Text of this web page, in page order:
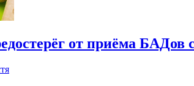
от приёма БАДов